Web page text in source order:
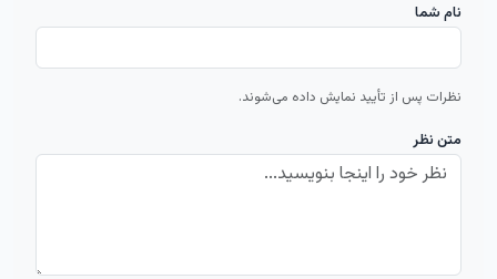
نام شما
نظرات پس از تأیید نمایش داده می‌شوند.
متن نظر